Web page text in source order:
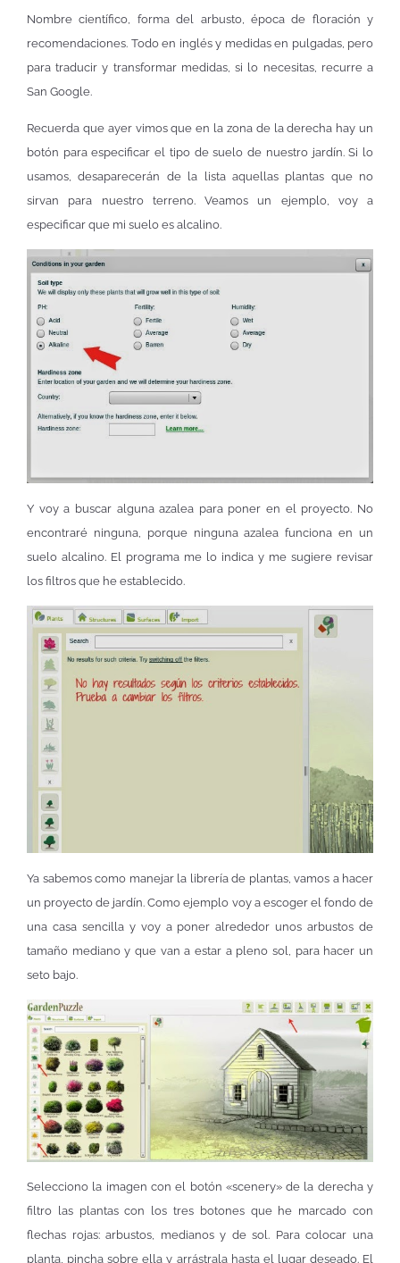
Nombre científico, forma del arbusto, época de floración y
recomendaciones. Todo en inglés y medidas en pulgadas, pero
para traducir y transformar medidas, si lo necesitas, recurre a
San Google.
Recuerda que ayer vimos que en la zona de la derecha hay un
botón para especificar el tipo de suelo de nuestro jardín. Si lo
usamos, desaparecerán de la lista aquellas plantas que no
sirvan para nuestro terreno. Veamos un ejemplo, voy a
especificar que mi suelo es alcalino.
Y voy a buscar alguna azalea para poner en el proyecto. No
encontraré ninguna, porque ninguna azalea funciona en un
suelo alcalino. El programa me lo indica y me sugiere revisar
los filtros que he establecido.
Ya sabemos como manejar la librería de plantas, vamos a hacer
un proyecto de jardín. Como ejemplo voy a escoger el fondo de
una casa sencilla y voy a poner alrededor unos arbustos de
tamaño mediano y que van a estar a pleno sol, para hacer un
seto bajo.
Selecciono la imagen con el botón «scenery» de la derecha y
filtro las plantas con los tres botones que he marcado con
flechas rojas: arbustos, medianos y de sol. Para colocar una
planta, pincha sobre ella y arrástrala hasta el lugar deseado. El